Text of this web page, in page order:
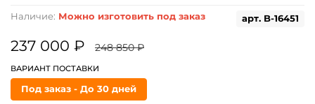
арт. B-16451
Наличие: Можно изготовить под заказ
237 000 ₽ 248 850 ₽
ВАРИАНТ ПОСТАВКИ
Под заказ - До 30 дней